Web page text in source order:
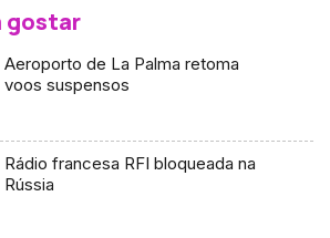
gostar
Aeroporto de La Palma retoma
voos suspensos
Rádio francesa RFI bloqueada na
Rússia